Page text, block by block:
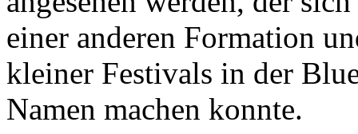
einer anderen Formation
kleiner Festivals in der
Namen machen konnte.